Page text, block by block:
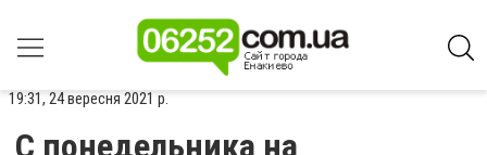
19:31, 24 вересня 2021 р.
С понедельника на